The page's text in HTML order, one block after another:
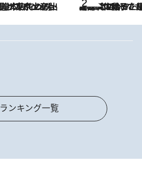
2026.8.5
【阿川佐和子さんの年とる力】なぜ70代で始めた趣味は“こんなに楽しい”のか？ ピアノ、俳句…スランプに陥っても続けられる“ある秘訣”とは
ランキング一覧